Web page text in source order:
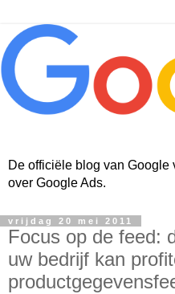
De officiële blog van
over Google Ads.
vrijdag 20 mei 2011
Focus op de feed:
uw bedrijf kan